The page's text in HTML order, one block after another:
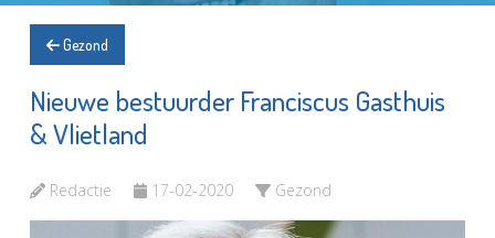
Gezond
Nieuwe bestuurder Franciscus Gasthuis
& Vlietland
Redactie 17-02-2020 Gezond